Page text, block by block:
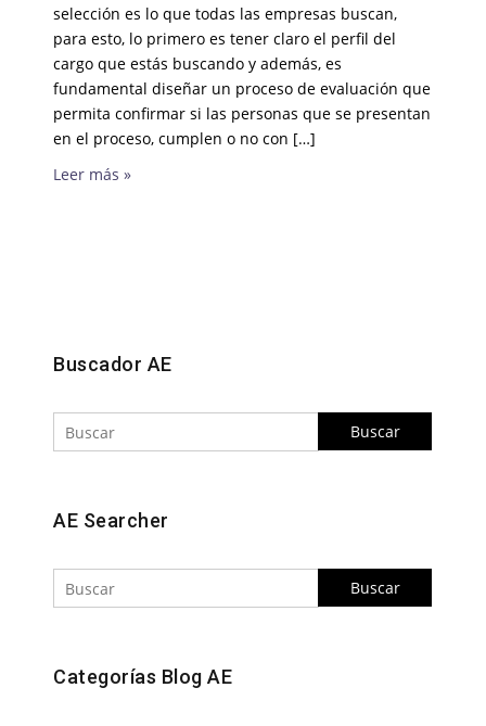
selección es lo que todas las empresas buscan,
para esto, lo primero es tener claro el perfil del
cargo que estás buscando y además, es
fundamental diseñar un proceso de evaluación que
permita confirmar si las personas que se presentan
en el proceso, cumplen o no con […]
Leer más »
Buscador AE
AE Searcher
Categorías Blog AE